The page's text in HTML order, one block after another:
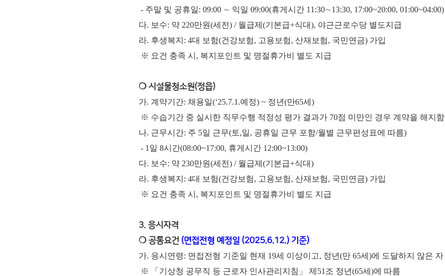
- 주말 및 공휴일: 09:00 ∼ 익일 09:00(휴게시간 11:30∼13:30, 17:00~20:00, 01:00~04:00)
다. 보수: 약 220만원(세전) / 월급제(기본급+식대), 야근근로수당 별도지급
라. 후생복지: 4대 보험(건강보험, 고용보험, 산재보험, 국민연금) 가입
※ 요건 충족 시, 복지포인트 및 명절휴가비 별도 지급
❍ 시설물청소원(정읍)
가. 계약기간: 채용일(‘25.7.1.예정) ~ 정년(만65세)
※ 수습기간 중 실시한 직무수행 적정성 평가 결과가 70점 미만인 경우 계약을 해지함
나. 근무시간: 주 5일 근무(토,일, 공휴일 근무 포함/월별 근무편성표에 따름)
- 1일 8시간(08:00~17:00, 휴게시간 12:00~13:00)
다. 보수: 약 230만원(세전) / 월급제(기본급+식대)
라. 후생복지: 4대 보험(건강보험, 고용보험, 산재보험, 국민연금) 가입
※ 요건 충족 시, 복지포인트 및 명절휴가비 별도 지급
3. 응시자격
❍ 공통요건 (면접전형 예정일 (2025.6.12.) 기준)
가. 응시연령: 면접전형 기준일 현재 19세 이상이고, 정년(만 65세)에 도달하지 않은 자
※ 「기상청 공무직 등 근로자 인사관리지침」 제51조 정년(65세)에 따름